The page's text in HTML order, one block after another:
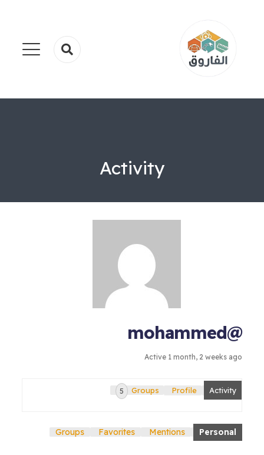
Activity
@mohammed
Active 1 month, 2 weeks ago
Activity
Profile
Groups
5
Personal
Mentions
Favorites
Groups